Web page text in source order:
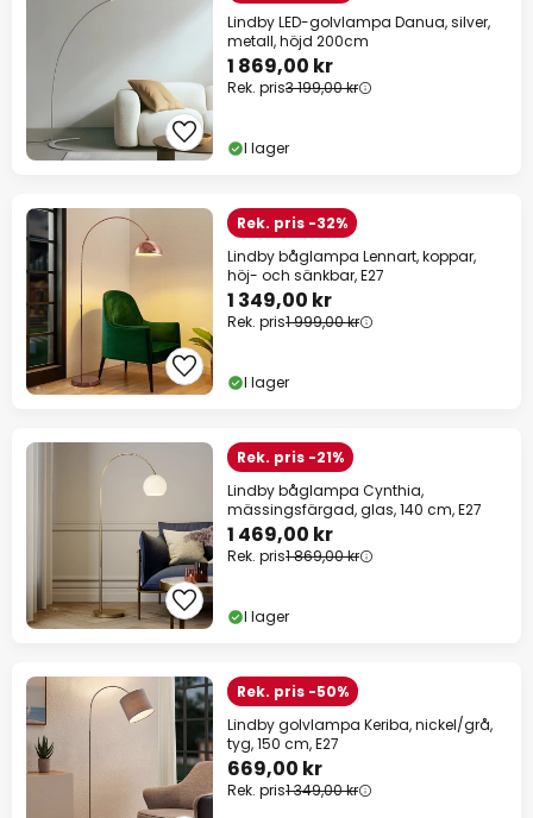
Lindby LED-golvlampa Danua, silver,
metall, höjd 200cm
1 869,00 kr
Rek. pris3 199,00 kr
I lager
Rek. pris -32%
Lindby båglampa Lennart, koppar,
höj- och sänkbar, E27
1 349,00 kr
Rek. pris1 999,00 kr
I lager
Rek. pris -21%
Lindby båglampa Cynthia,
mässingsfärgad, glas, 140 cm, E27
1 469,00 kr
Rek. pris1 869,00 kr
I lager
Rek. pris -50%
Lindby golvlampa Keriba, nickel/grå,
tyg, 150 cm, E27
669,00 kr
Rek. pris1 349,00 kr